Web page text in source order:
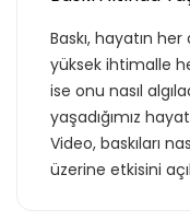
Baskı, hayatın
yüksek ihtimalle
ise onu nasıl
yaşadığımız
Video, baskıları
üzerine etkisini
getirdiğimiz
eğitimleri ve
yöntemleri
kapsar.